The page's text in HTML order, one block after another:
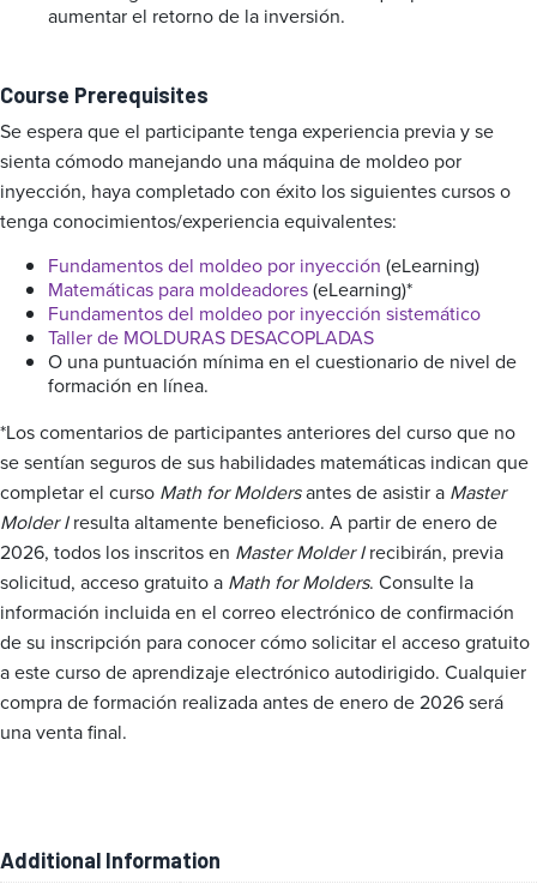
aumentar el retorno de la inversión.
Course Prerequisites
Se espera que el participante tenga experiencia previa y se
sienta cómodo manejando una máquina de moldeo por
inyección, haya completado con éxito los siguientes cursos o
tenga conocimientos/experiencia equivalentes:
Fundamentos del moldeo por inyección (eLearning)
Matemáticas para moldeadores(eLearning)*
Fundamentos del moldeo por inyección sistemático
Taller de MOLDURAS DESACOPLADAS
O una puntuación mínima en el cuestionario de nivel de
formación en línea.
*Los comentarios de participantes anteriores del curso que no
se sentían seguros de sus habilidades matemáticas indican que
completar el curso Math for Moldersantes de asistir a Master
Molder Iresulta altamente beneficioso. A partir de enero de
2026, todos los inscritos en Master Molder Irecibirán, previa
solicitud, acceso gratuito a Math for Molders. Consulte la
información incluida en el correo electrónico de confirmación
de su inscripción para conocer cómo solicitar el acceso gratuito
a este curso de aprendizaje electrónico autodirigido. Cualquier
compra de formación realizada antes de enero de 2026 será
una venta final.
Additional Information